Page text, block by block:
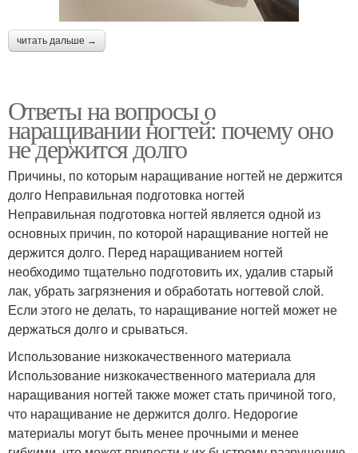
читать дальше →
Ответы на вопросы о
наращивании ногтей: почему оно
не держится долго
Причины, по которым наращивание ногтей не держится
долго Неправильная подготовка ногтей
Неправильная подготовка ногтей является одной из
основных причин, по которой наращивание ногтей не
держится долго. Перед наращиванием ногтей
необходимо тщательно подготовить их, удалив старый
лак, убрать загрязнения и обработать ногтевой слой.
Если этого не делать, то наращивание ногтей может не
держаться долго и срываться.
Использование низкокачественного материала
Использование низкокачественного материала для
наращивания ногтей также может стать причиной того,
что наращивание не держится долго. Недорогие
материалы могут быть менее прочными и менее